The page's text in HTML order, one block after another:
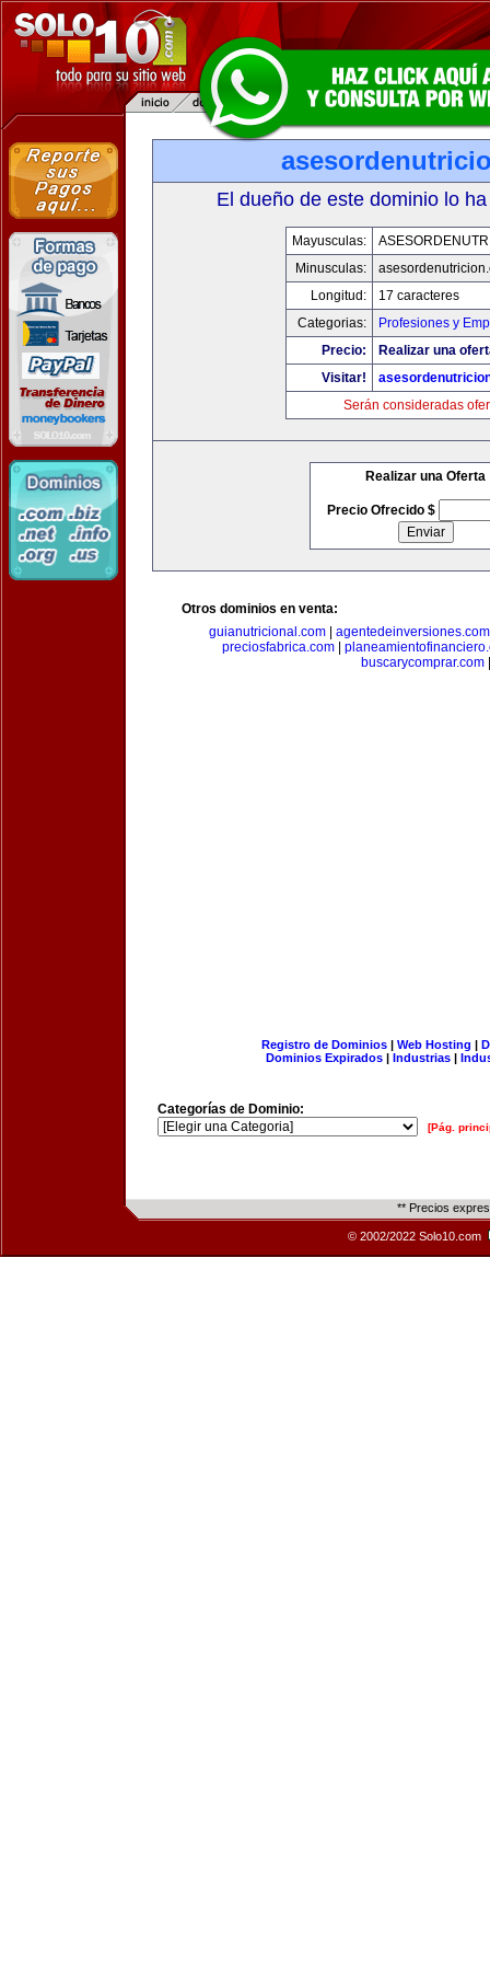
El dueño de este dominio lo
Mayusculas:
Minusculas:
Longitud:
17 caracteres
Categorias:
Profesiones y
Precio:
Realizar una
Visitar!
Serán consideradas
Realizar una Oferta
Precio Ofrecido $
Otros dominios en venta:
guianutricional.com
agentedeinversiones.com
preciosfabrica.com|
buscarycomprar.com|
Registro de Dominios| Web Hosting |
Dominios Expirados | Industrias |
Categorías de Dominio:
[Pág.
** Precios
© 2002/2022 Solo10.com